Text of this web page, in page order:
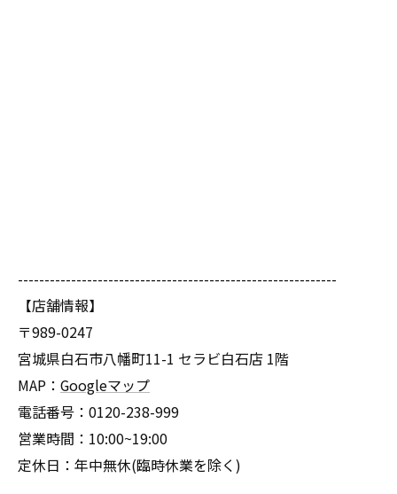
------------------------------------------------------------
【店舗情報】
〒989-0247
宮城県白石市八幡町11-1 セラビ白石店 1階
MAP： Googleマップ
電話番号：0120-238-999
営業時間：10:00~19:00
定休日：年中無休(臨時休業を除く)